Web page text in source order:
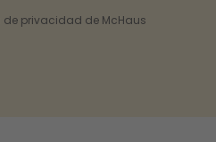
privacidad de McHaus